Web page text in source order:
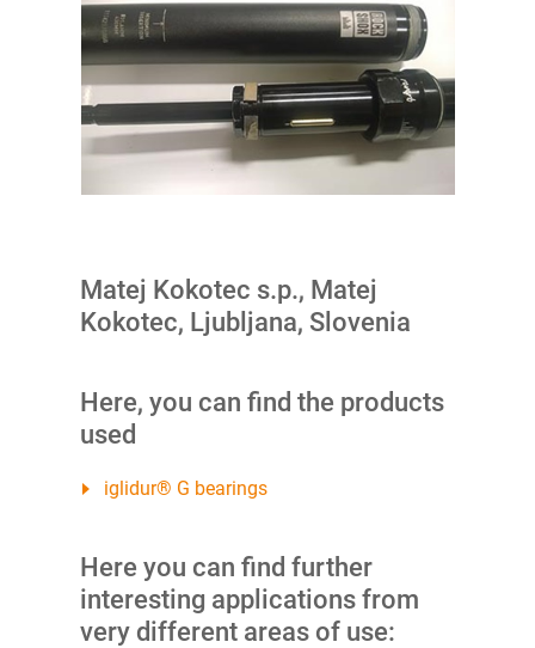
Matej Kokotec s.p., Matej
Kokotec, Ljubljana, Slovenia
Here, you can find the products
used
iglidur® G bearings
Here you can find further
interesting applications from
very different areas of use: